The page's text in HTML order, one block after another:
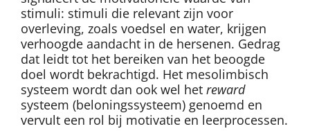
stimuli: stimuli die relevant zijn voor
overleving, zoals voedsel en water, krijgen
verhoogde aandacht in de hersenen. Gedrag
dat leidt tot het bereiken van het beoogde
doel wordt bekrachtigd. Het mesolimbisch
systeem wordt dan ook wel het reward
systeem (beloningssysteem) genoemd en
vervult een rol bij motivatie en leerprocessen.